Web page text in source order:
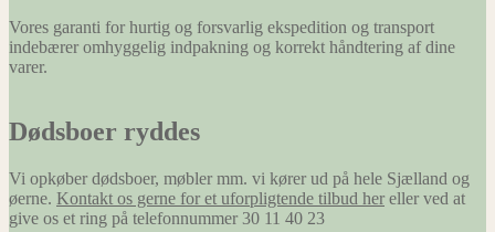
Vores garanti for hurtig og forsvarlig ekspedition og transport
indebærer omhyggelig indpakning og korrekt håndtering af dine
varer.
Dødsboer ryddes
Vi opkøber dødsboer, møbler mm. vi kører ud på hele Sjælland og
øerne. Kontakt os gerne for et uforpligtende tilbud her eller ved at
give os et ring på telefonnummer 30 11 40 23